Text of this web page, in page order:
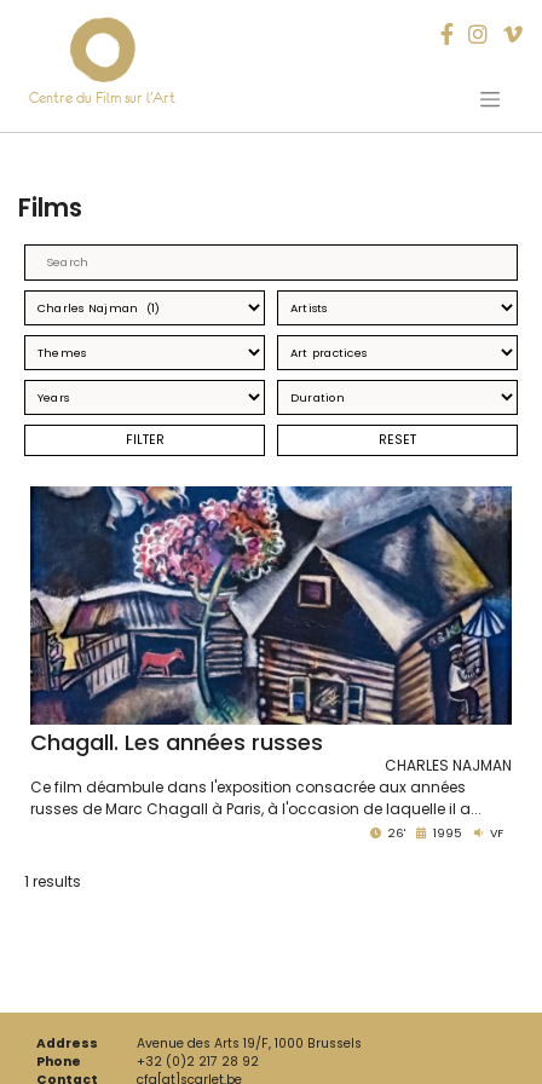
Centre du Film sur l’Art
Films
Chagall. Les années russes
CHARLES NAJMAN
Ce film déambule dans l'exposition consacrée aux années
russes de Marc Chagall à Paris, à l'occasion de laquelle il a...
26' 1995 VF
1 results
Address
Avenue des Arts 19/F, 1000 Brussels
Phone
+32 (0)2 217 28 92
Contact
cfa[at]scarlet.be